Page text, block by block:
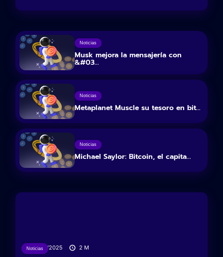
Noticias
Musk mejora la mensajería con
&#03...
Noticias
Metaplanet Muscle su tesoro en bit...
Noticias
Michael Saylor: Bitcoin, el capita...
Noticias
28/05/2025 2 M